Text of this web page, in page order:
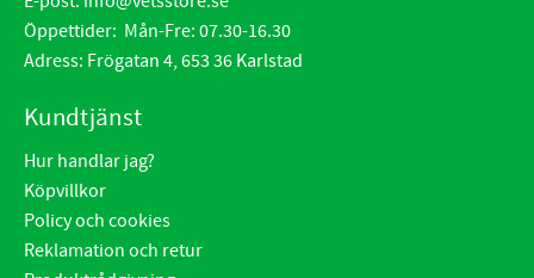
Öppettider: Mån-Fre: 07.30-16.30
Adress: Frögatan 4, 653 36 Karlstad
Kundtjänst
Hur handlar jag?
Köpvillkor
Policy och cookies
Reklamation och retur